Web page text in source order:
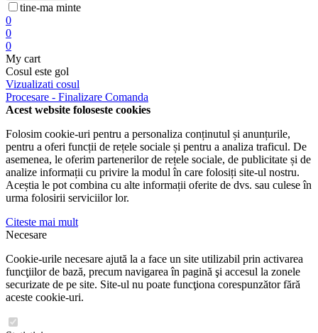
tine-ma minte
0
0
0
My cart
Cosul este gol
Vizualizati cosul
Procesare - Finalizare Comanda
Acest website foloseste cookies
Folosim cookie-uri pentru a personaliza conținutul și anunțurile,
pentru a oferi funcții de rețele sociale și pentru a analiza traficul. De
asemenea, le oferim partenerilor de rețele sociale, de publicitate și de
analize informații cu privire la modul în care folosiți site-ul nostru.
Aceștia le pot combina cu alte informații oferite de dvs. sau culese în
urma folosirii serviciilor lor.
Citeste mai mult
Necesare
Cookie-urile necesare ajută la a face un site utilizabil prin activarea
funcţiilor de bază, precum navigarea în pagină şi accesul la zonele
securizate de pe site. Site-ul nu poate funcţiona corespunzător fără
aceste cookie-uri.